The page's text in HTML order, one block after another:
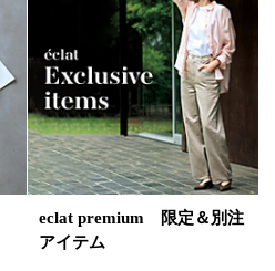
eclat premium 限定＆別注
アイテム